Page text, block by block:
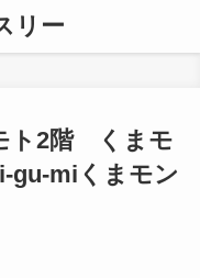
リー
ト2階 くまモ
gu-miくまモン